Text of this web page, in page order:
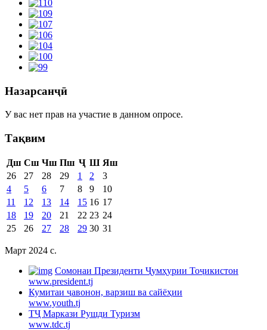
Назарсанҷӣ
У вас нет прав на участие в данном опросе.
Тақвим
Дш Сш Чш Пш Ҷ Ш Яш
26
27 28 29 1 2
3
4
5 6 7 8 9
10
11
12 13 14 15 16 17
18
19 20 21 22 23 24
25
26 27 28 29 30 31
Март 2024 c.
Cомонаи Президенти Ҷумҳурии Тоҷикистон
www.president.tj
Кумитаи ҷавонон, варзиш ва сайёҳии
www.youth.tj
ТҶ Маркази Рушди Туризм
www.tdc.tj